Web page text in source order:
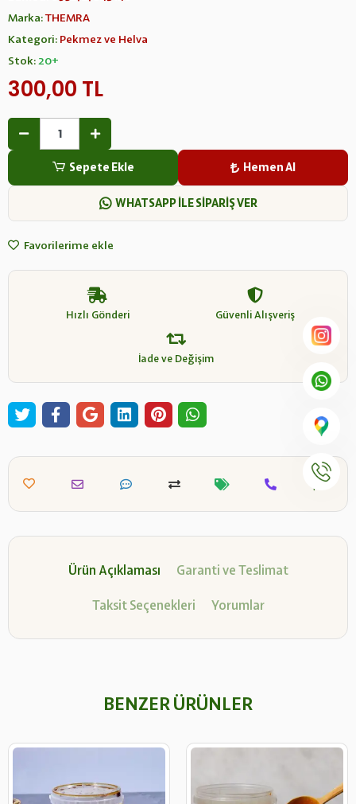
Marka:THEMRA
Kategori: Pekmez ve Helva
Stok:20+
300,00 TL
Sepete Ekle Hemen Al
WHATSAPP İLE SİPARİŞ VER
Favorilerime ekle
Hızlı Gönderi Güvenli Alışveriş
İade ve Değişim
Ürün Açıklaması Garanti ve Teslimat
Taksit Seçenekleri Yorumlar
BENZER ÜRÜNLER